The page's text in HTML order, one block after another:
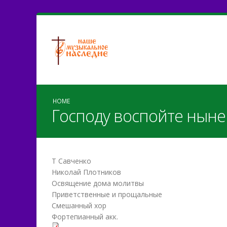
HOME
Господу воспойте ныне
Т Савченко
Николай Плотников
Освящение дома молитвы
Приветственные и прощальные
Смешанный хор
Фортепианный акк.